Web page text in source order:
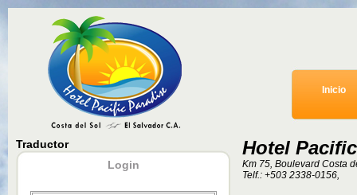
Inicio
Traductor
Login
Hotel
Km 75, Boulevard Costa
Telf.: +503 2338-0156,